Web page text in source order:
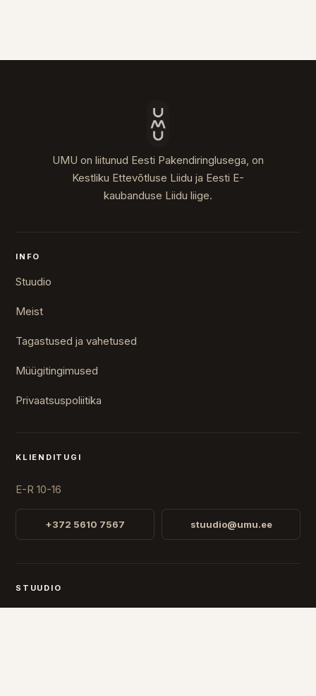
UMU on liitunud Eesti Pakendiringlusega, on
Kestliku Ettevõtluse Liidu ja Eesti E-
kaubanduse Liidu liige.
INFO
Stuudio
Meist
Tagastused ja vahetused
Müügitingimused
Privaatsuspoliitika
KLIENDITUGI
E-R 10-16
+372 5610 7567 stuudio@umu.ee
STUUDIO